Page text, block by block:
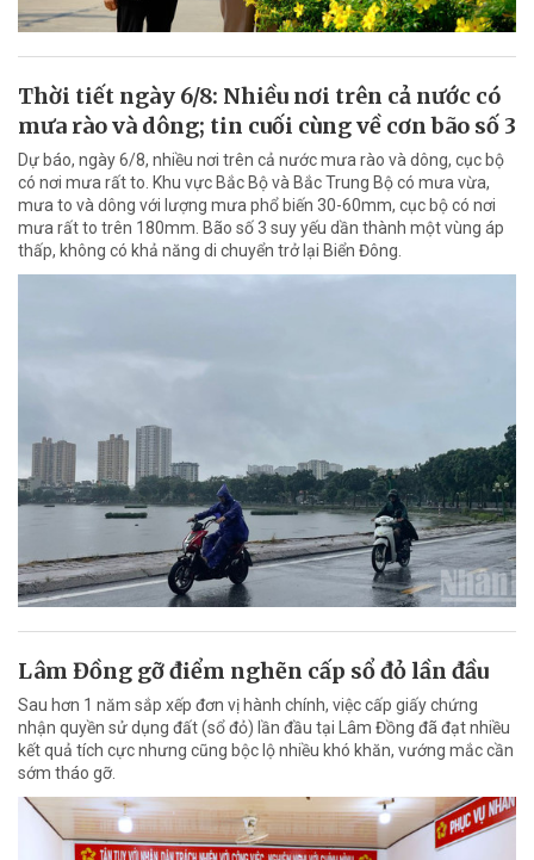
Thời tiết ngày 6/8: Nhiều nơi trên cả nước có
mưa rào và dông; tin cuối cùng về cơn bão số 3
Dự báo, ngày 6/8, nhiều nơi trên cả nước mưa rào và dông, cục bộ
có nơi mưa rất to. Khu vực Bắc Bộ và Bắc Trung Bộ có mưa vừa,
mưa to và dông với lượng mưa phổ biến 30-60mm, cục bộ có nơi
mưa rất to trên 180mm. Bão số 3 suy yếu dần thành một vùng áp
thấp, không có khả năng di chuyển trở lại Biển Đông.
Lâm Đồng gỡ điểm nghẽn cấp sổ đỏ lần đầu
Sau hơn 1 năm sắp xếp đơn vị hành chính, việc cấp giấy chứng
nhận quyền sử dụng đất (sổ đỏ) lần đầu tại Lâm Đồng đã đạt nhiều
kết quả tích cực nhưng cũng bộc lộ nhiều khó khăn, vướng mắc cần
sớm tháo gỡ.